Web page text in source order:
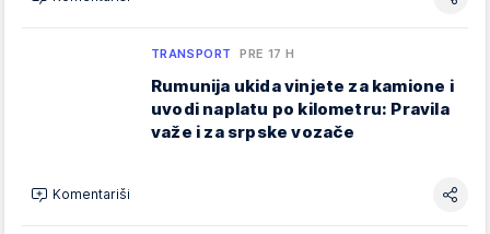
TRANSPORT PRE 17 H
Rumunija ukida vinjete za kamione i
uvodi naplatu po kilometru: Pravila
važe i za srpske vozače
Komentariši